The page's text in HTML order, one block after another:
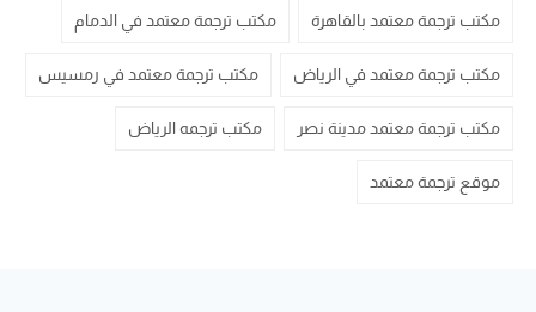
مكتب ترجمة معتمد بالقاهرة مكتب ترجمة معتمد في الدمام
مكتب ترجمة معتمد في الرياض مكتب ترجمة معتمد في رمسيس
مكتب ترجمة معتمد مدينة نصر مكتب ترجمه الرياض
موقع ترجمة معتمد